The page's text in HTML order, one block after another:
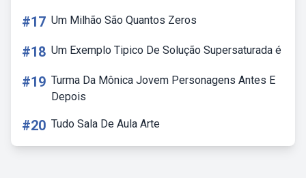
#17 Um Milhão São Quantos Zeros
#18 Um Exemplo Tipico De Solução Supersaturada é
#19 Turma Da Mônica Jovem Personagens Antes E
Depois
#20 Tudo Sala De Aula Arte